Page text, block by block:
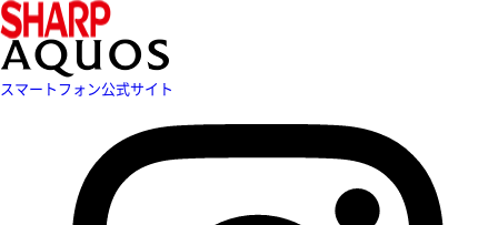
スマートフォン公式サイト